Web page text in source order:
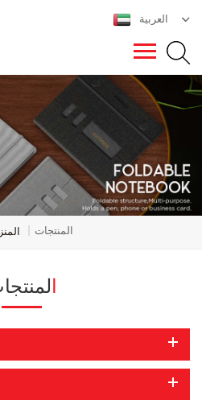
العربية
| المنتجات